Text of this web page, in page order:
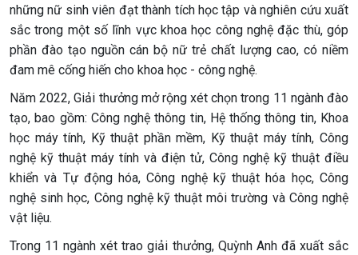
những nữ sinh viên đạt thành tích học tập và nghiên cứu xuất
sắc trong một số lĩnh vực khoa học công nghệ đặc thù, góp
phần đào tạo nguồn cán bộ nữ trẻ chất lượng cao, có niềm
đam mê cống hiến cho khoa học - công nghệ.
Năm 2022, Giải thưởng mở rộng xét chọn trong 11 ngành đào
tạo, bao gồm: Công nghệ thông tin, Hệ thống thông tin, Khoa
học máy tính, Kỹ thuật phần mềm, Kỹ thuật máy tính, Công
nghệ kỹ thuật máy tính và điện tử, Công nghệ kỹ thuật điều
khiển và Tự động hóa, Công nghệ kỹ thuật hóa học, Công
nghệ sinh học, Công nghệ kỹ thuật môi trường và Công nghệ
vật liệu.
Trong 11 ngành xét trao giải thưởng, Quỳnh Anh đã xuất sắc